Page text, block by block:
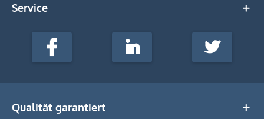
Service
stempel-
Media
Facebook LinkedIn Twitter
Qualität garantiert